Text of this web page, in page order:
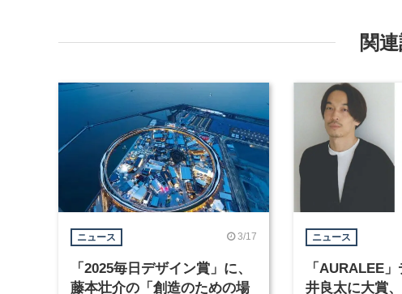
関
ニュース 3/17
「2025毎日デザイン賞」に、
藤本壮介の「創造のための場
ニュース
「AURALEE
井良太に大賞